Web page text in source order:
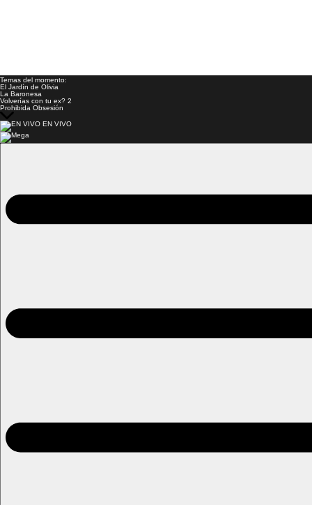
Temas del momento:
El Jardín de Olivia
La Baronesa
Volverías con tu ex? 2
Prohibida Obsesión
EN VIVO